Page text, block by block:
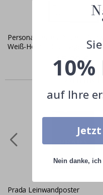
Personalisiertes Poster -
Weiß-Herz-Fotocollage
Price
15,00 €
Prada Leinwandposter
auf Ihre
Nein danke,